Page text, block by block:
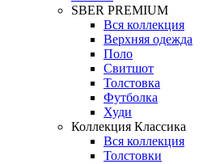
SBER PREMIUM
Вся коллекция
Верхняя одежда
Поло
Свитшот
Толстовка
Футболка
Худи
Коллекция Классика
Вся коллекция
Толстовки